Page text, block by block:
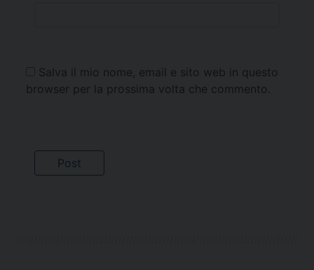
Salva il mio nome, email e sito web in questo
browser per la prossima volta che commento.